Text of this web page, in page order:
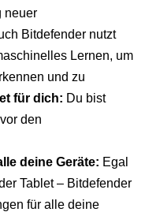
neuer
Bitdefender nutzt
Lernen, um
und zu
für dich: Du bist
den
deine Geräte: Egal
Tablet – Bitdefender
für alle deine